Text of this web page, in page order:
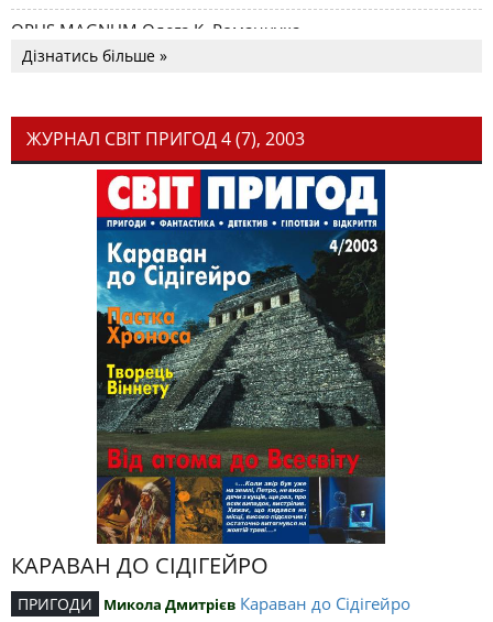
OPUS MAGNUM Олега К. Романчука
Дізнатись більше »
ЖУРНАЛ СВІТ ПРИГОД 4 (7), 2003
КАРАВАН ДО СІДІГЕЙРО
ПРИГОДИ Микола Дмитрієв Караван до Сідігейро